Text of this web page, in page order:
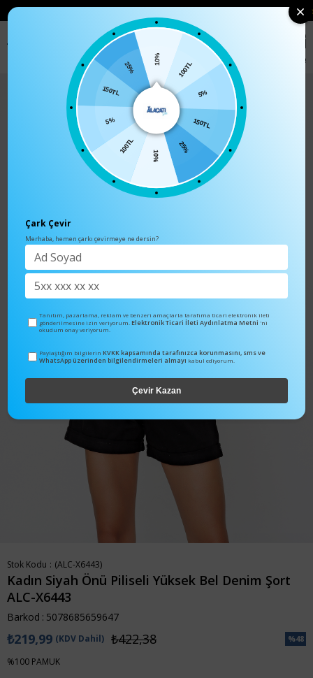
%15 İNDIRIM
TÜM ÜRÜNLER
Stok Kodu (ALC-X6443)
Kadın Siyah Önü Piliseli Yüksek Bel Denim Şort
ALC-X6443
Barkod : 5078685659647
%48
₺422,38
₺219,99 (KDV Dahil)
%100 PAMUK
10% 100TL
5%
25%
10%
100TL
25%
Çark Çevir
Merhaba, hemen çarkı çevirmeye ne dersin?
Tanıtım, pazarlama, reklam ve benzeri amaçlarla tarafıma ticari elektronik ileti
gönderilmesine izin veriyorum.Elektronik Ticari İleti Aydınlatma Metni 'ni
okudum onay veriyorum.
Paylaştığım bilgilerin KVKK kapsamında tarafınızca korunmasını, sms ve
WhatsApp üzerinden bilgilendirmeleri almayı kabul ediyorum.
Çevir Kazan